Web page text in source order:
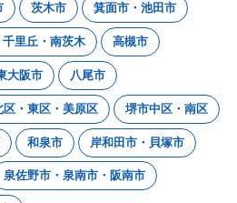
茨木市 箕面市・池田市
千里丘・南茨木 高槻市
大阪市 八尾市
区・東区・美原区 堺市中区・南区
和泉市 岸和田市・貝塚市
泉佐野市・泉南市・阪南市